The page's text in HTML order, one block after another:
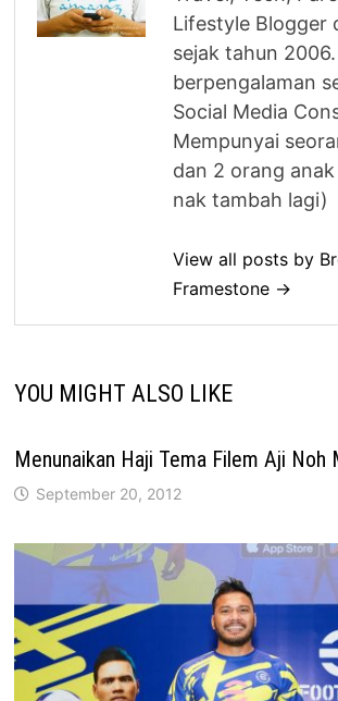
Lifestyle Blogger
sejak tahun
berpengalaman
Social Media
Mempunyai
dan 2 orang
nak tambah lagi)
View all posts by
Framestone →
YOU MIGHT ALSO LIKE
Menunaikan Haji Tema Filem Aji Noh
September 20, 2012